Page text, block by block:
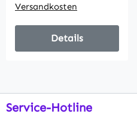
Versandkosten
Details
Service-Hotline